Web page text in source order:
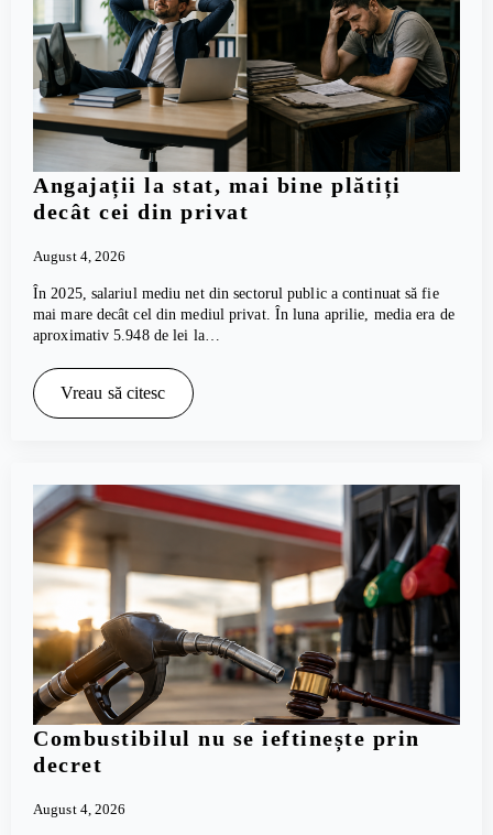
Angajații la stat, mai bine plătiți
decât cei din privat
August 4, 2026
În 2025, salariul mediu net din sectorul public a continuat să fie
mai mare decât cel din mediul privat. În luna aprilie, media era de
aproximativ 5.948 de lei la…
Vreau să citesc
Combustibilul nu se ieftinește prin
decret
August 4, 2026